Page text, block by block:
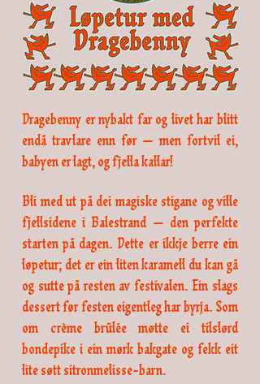
Dragebenny er nybakt far og livet har blitt
endå travlare enn før — men fortvil ei,
babyen er lagt, og fjella kallar!
Bli med ut på dei magiske stigane og ville
fjellsidene i Balestrand — den perfekte
starten på dagen. Dette er ikkje berre ein
løpetur; det er ein liten karamell du kan gå
og sutte på resten av festivalen. Ein slags
dessert før festen eigentleg har byrja. Som
om crème brûlée møtte ei tilslørd
bondepike i ein mørk bakgate og fekk eit
lite søtt sitronmelisse-barn.